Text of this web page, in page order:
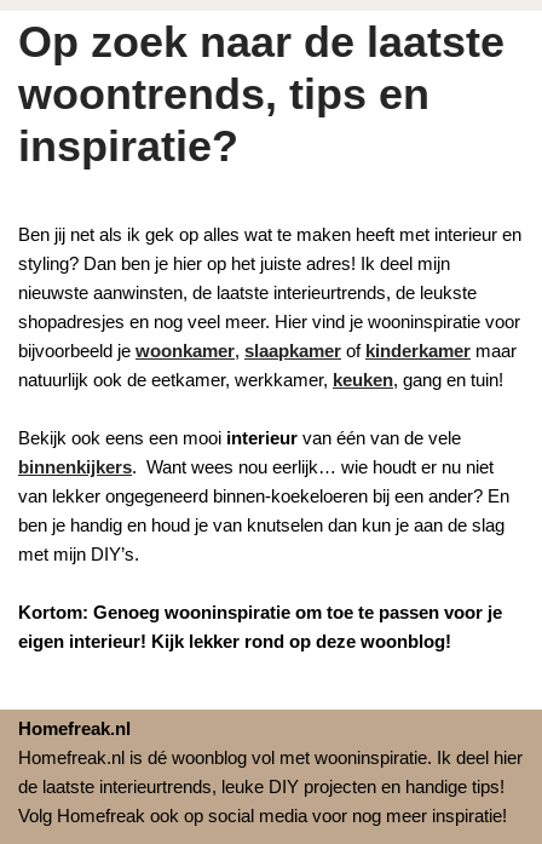
Op zoek naar de laatste
woontrends, tips en
inspiratie?
Ben jij net als ik gek op alles wat te maken heeft met interieur en
styling? Dan ben je hier op het juiste adres! Ik deel mijn
nieuwste aanwinsten, de laatste interieurtrends, de leukste
shopadresjes en nog veel meer. Hier vind je wooninspiratie voor
bijvoorbeeld je woonkamer, slaapkamer of kinderkamer maar
natuurlijk ook de eetkamer, werkkamer, keuken, gang en tuin!
Bekijk ook eens een mooi interieur van één van de vele
binnenkijkers. Want wees nou eerlijk… wie houdt er nu niet
van lekker ongegeneerd binnen-koekeloeren bij een ander? En
ben je handig en houd je van knutselen dan kun je aan de slag
met mijn DIY’s.
Kortom: Genoeg wooninspiratie om toe te passen voor je
eigen interieur! Kijk lekker rond op deze woonblog!
Homefreak.nl
Homefreak.nl is dé woonblog vol met wooninspiratie. Ik deel hier
de laatste interieurtrends, leuke DIY projecten en handige tips!
Volg Homefreak ook op social media voor nog meer inspiratie!